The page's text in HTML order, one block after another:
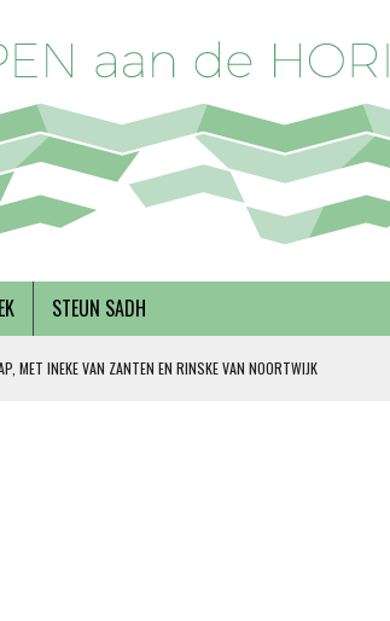
STEUN SADH
MET INEKE VAN ZANTEN EN RINSKE VAN NOORTWIJK